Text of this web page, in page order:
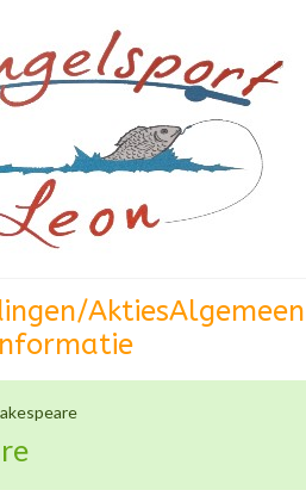
AktiesAlgemeen